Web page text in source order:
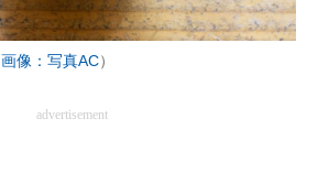
画像：写真AC）
advertisement